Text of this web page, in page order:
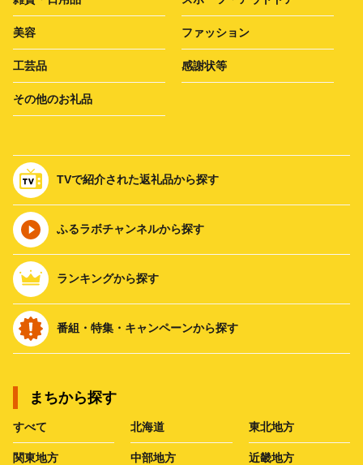
美容 ファッション
工芸品 感謝状等
その他のお礼品
TVで紹介された返礼品から探す
ふるラボチャンネルから探す
ランキングから探す
番組・特集・キャンペーンから探す
まちから探す
すべて 北海道 東北地方
関東地方 中部地方 近畿地方